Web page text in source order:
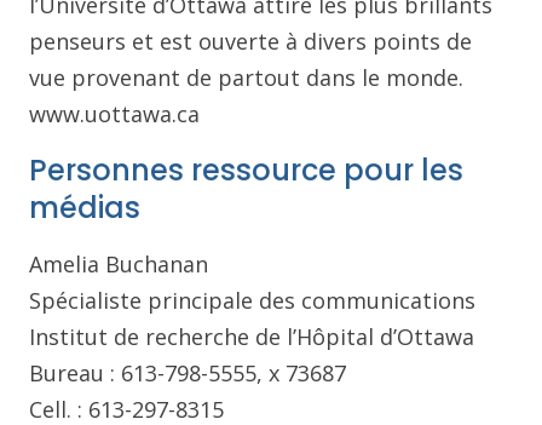
penseurs et est ouverte à divers points de
vue provenant de partout dans le monde.
www.uottawa.ca
Personnes ressource pour les
médias
Amelia Buchanan
Spécialiste principale des communications
Institut de recherche de l’Hôpital d’Ottawa
Bureau : 613-798-5555, x 73687
Cell. : 613-297-8315